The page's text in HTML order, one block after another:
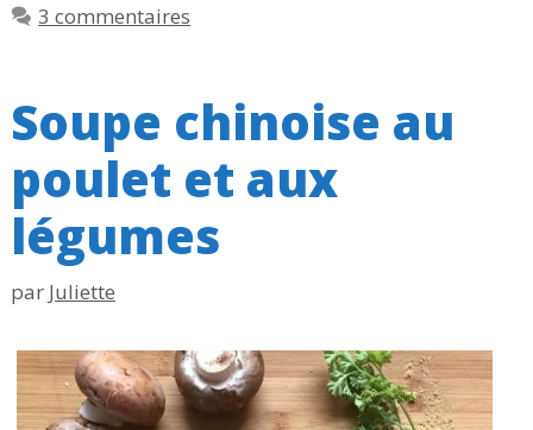
3 commentaires
Soupe chinoise au
poulet et aux
légumes
par Juliette